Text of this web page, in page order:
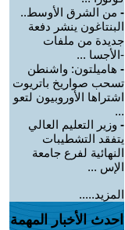
- من الشرق الأوسط..
البنتاغون ينشر دفعة
جديدة من ملفات
-الأجسا ...
- هاميلتون: واشنطن
تسحب صواريخ باتريوت
اشتراها الأوروبيون لتعو
...
- وزير التعليم العالي
يتفقد التشطيبات
النهائية لفرع جامعة
الإس ...
المزيد.....
احدث الأخبار المهمة